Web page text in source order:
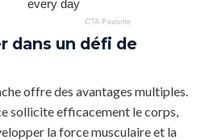
dans un défi de
offre des avantages multiples.
sollicite efficacement le corps,
la force musculaire et la